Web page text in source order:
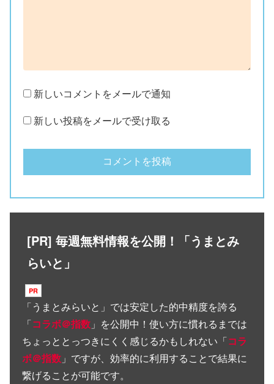
新しいコメントをメールで通知
新しい投稿をメールで受け取る
[PR] 毎週無料情報を公開！「うまとみ
らいと」
「うまとみらいと 」では安定した的中精度を誇る
「コラボ＠指数 」を公開中！使い方に慣れるまでは
ちょっととっつきにくく感じるかもしれない「コラ
ボ＠指数 」ですが、効率的に利用することで結果に
繋げることが可能です。